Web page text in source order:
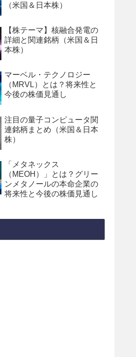
（米国＆日本株）
【株テーマ】核融合発電の
詳細と関連銘柄（米国＆日
本株）
マーベル・テクノロジー
（MRVL）とは？将来性と
今後の株価見通し
注目の量子コンピュータ関
連銘柄まとめ（米国＆日本
株）
「メタネックス
（MEOH）」とは？グリー
ンメタノールの本命企業の
将来性と今後の株価見通し